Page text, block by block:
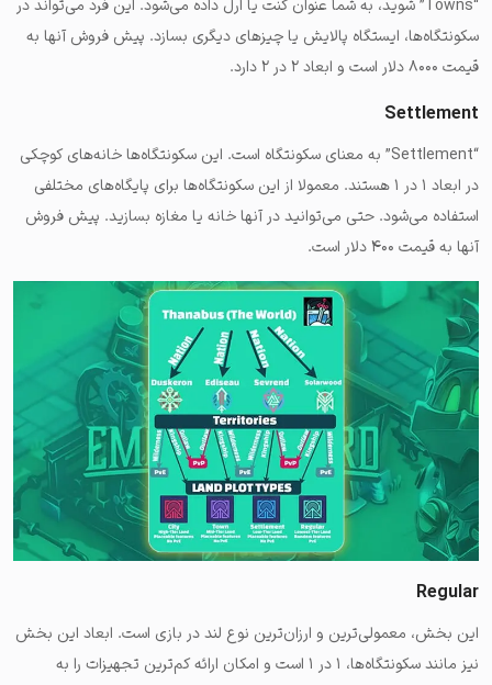
“
Towns” شوید، به شما عنوان کنت یا ارل داده می‌شود. این فرد می‌تواند در
سکونتگاه‌ها، ایستگاه پالایش یا چیزهای دیگری بسازد. پیش فروش آنها به
قیمت ۸۰۰۰ دلار است و ابعاد ۲ در ۲ دارد.
Settlement
“Settlement” به معنای سکونتگاه است. این سکونتگاه‌ها خانه‌های کوچکی
در ابعاد ۱ در ۱ هستند. معمولا از این سکونتگاه‌ها برای پایگاه‌های مختلفی
استفاده می‌شود. حتی می‌توانید در آنها خانه یا مغازه بسازید. پیش فروش
آنها به قیمت ۴۰۰ دلار است.
Regular
این بخش، معمولی‌ترین و ارزان‌ترین نوع لند در بازی است. ابعاد این بخش
نیز مانند سکونتگاه‌ها، ۱ در ۱ است و امکان ارائه کم‌ترین تجهیزات را به